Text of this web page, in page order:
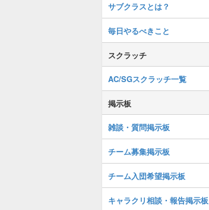
サブクラスとは？
毎日やるべきこと
スクラッチ
AC/SGスクラッチ一覧
掲示板
雑談・質問掲示板
チーム募集掲示板
チーム入団希望掲示板
キャラクリ相談・報告掲示板